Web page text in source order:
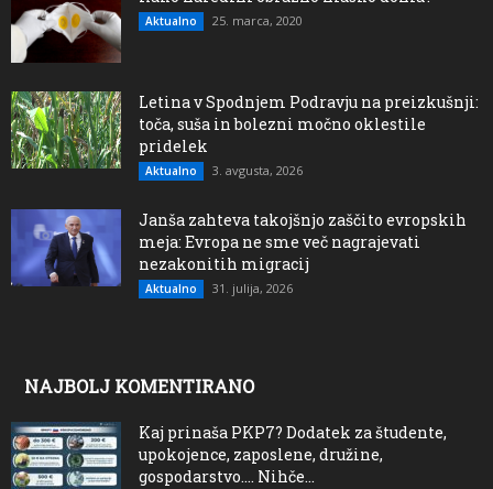
Aktualno 25. marca, 2020
Letina v Spodnjem Podravju na preizkušnji:
toča, suša in bolezni močno oklestile
pridelek
Aktualno 3. avgusta, 2026
Janša zahteva takojšnjo zaščito evropskih
meja: Evropa ne sme več nagrajevati
nezakonitih migracij
Aktualno 31. julija, 2026
NAJBOLJ KOMENTIRANO
Kaj prinaša PKP7? Dodatek za študente,
upokojence, zaposlene, družine,
gospodarstvo…. Nihče...